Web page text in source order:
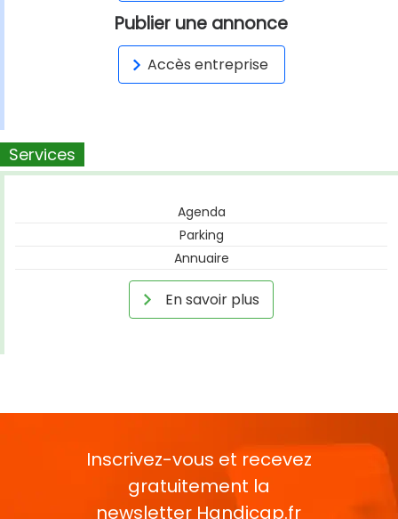
Publier une annonce
Accès entreprise
Services
Agenda
Parking
Annuaire
En savoir plus
Inscrivez-vous et recevez
gratuitement la
newsletter Handicap.fr